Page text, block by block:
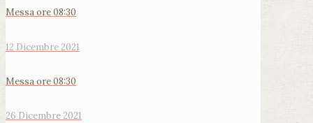
Messa ore 08:30
12 Dicembre 2021
Messa ore 08:30
26 Dicembre 2021